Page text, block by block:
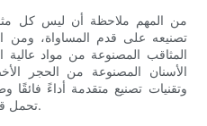
من المهم ملاحظة أن ليس كل
تصنيعه على قدم المساواة، ومن
المثاقب المصنوعة من مواد عالية
الأسنان المصنوعة من الحجر
وتقنيات تصنيع متقدمة أداءً
تحمل قسوة ممارسة طب الأسنان اليومية.